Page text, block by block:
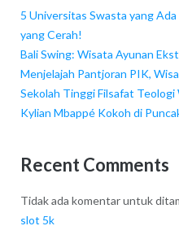
5 Universitas Swasta yang
yang Cerah!
Bali Swing: Wisata Ayunan
Menjelajah Pantjoran PIK,
Sekolah Tinggi Filsafat Teologi
Kylian Mbappé Kokoh di
Recent Comments
Tidak ada komentar untuk
slot 5k